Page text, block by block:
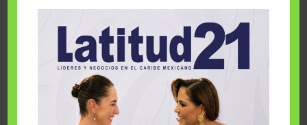
Cuando la solidaridad inspira; cumplen
sueños Fairmont Mayakoba y Make-A-Wish